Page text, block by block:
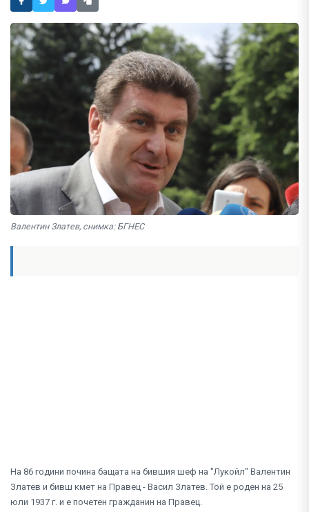
Валентин Златев, снимка: БГНЕС
На 86 години почина бащата на бившия шеф на "Лукойл" Валентин
Златев и бивш кмет на Правец - Васил Златев. Той е роден на 25
юли 1937 г. и е почетен гражданин на Правец.